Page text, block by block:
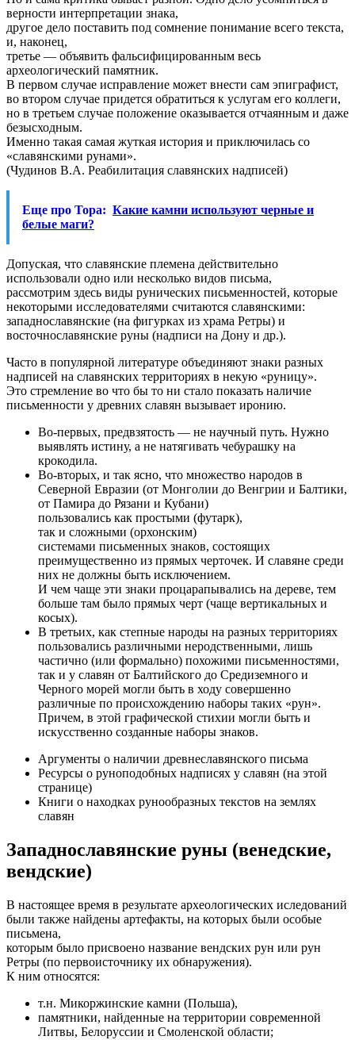
верности интерпретации знака,
другое дело поставить под сомнение понимание всего текста,
и, наконец,
третье — объявить фальсифицированным весь
археологический памятник.
В первом случае исправление может внести сам эпиграфист,
во втором случае придется обратиться к услугам его коллеги,
но в третьем случае положение оказывается отчаянным и даже
безысходным.
Именно такая самая жуткая история и приключилась со
«славянскими рунами».
(Чудинов В.А. Реабилитация славянских надписей)
Еще про Тора: Какие камни используют черные и
белые маги?
Допуская, что славянские племена действительно
использовали одно или несколько видов письма,
рассмотрим здесь виды рунических письменностей, которые
некоторыми исследователями считаются славянскими:
западнославянские (на фигурках из храма Ретры) и
восточнославянские руны (надписи на Дону и др.).
Часто в популярной литературе объединяют знаки разных
надписей на славянских территориях в некую «руницу».
Это стремление во что бы то ни стало показать наличие
письменности у древних славян вызывает иронию.
Во-первых, предвзятость — не научный путь. Нужно
выявлять истину, а не натягивать чебурашку на
крокодила.
Во-вторых, и так ясно, что множество народов в
Северной Евразии (от Монголии до Венгрии и Балтики,
от Памира до Рязани и Кубани)
пользовались как простыми (футарк),
так и сложными (орхонским)
системами письменных знаков, состоящих
преимущественно из прямых черточек. И славяне среди
них не должны быть исключением.
И чем чаще эти знаки процарапывались на дереве, тем
больше там было прямых черт (чаще вертикальных и
косых).
В третьих, как степные народы на разных территориях
пользовались различными неродственными, лишь
частично (или формально) похожими письменностями,
так и у славян от Балтийского до Средиземного и
Черного морей могли быть в ходу совершенно
различные по происхождению наборы таких «рун».
Причем, в этой графической стихии могли быть и
искусственно созданные наборы знаков.
Аргументы о наличии древнеславянского письма
Ресурсы о руноподобных надписях у славян (на этой
странице)
Книги о находках рунообразных текстов на землях
славян
Западнославянские руны (венедские,
вендские)
В настоящее время в результате археологических иследований
были также найдены артефакты, на которых были особые
письмена,
которым было присвоено название вендских рун или рун
Ретры (по первоисточнику их обнаружения).
К ним относятся:
т.н. Микоржинские камни (Польша),
памятники, найденные на территории современной
Литвы, Белоруссии и Смоленской области;